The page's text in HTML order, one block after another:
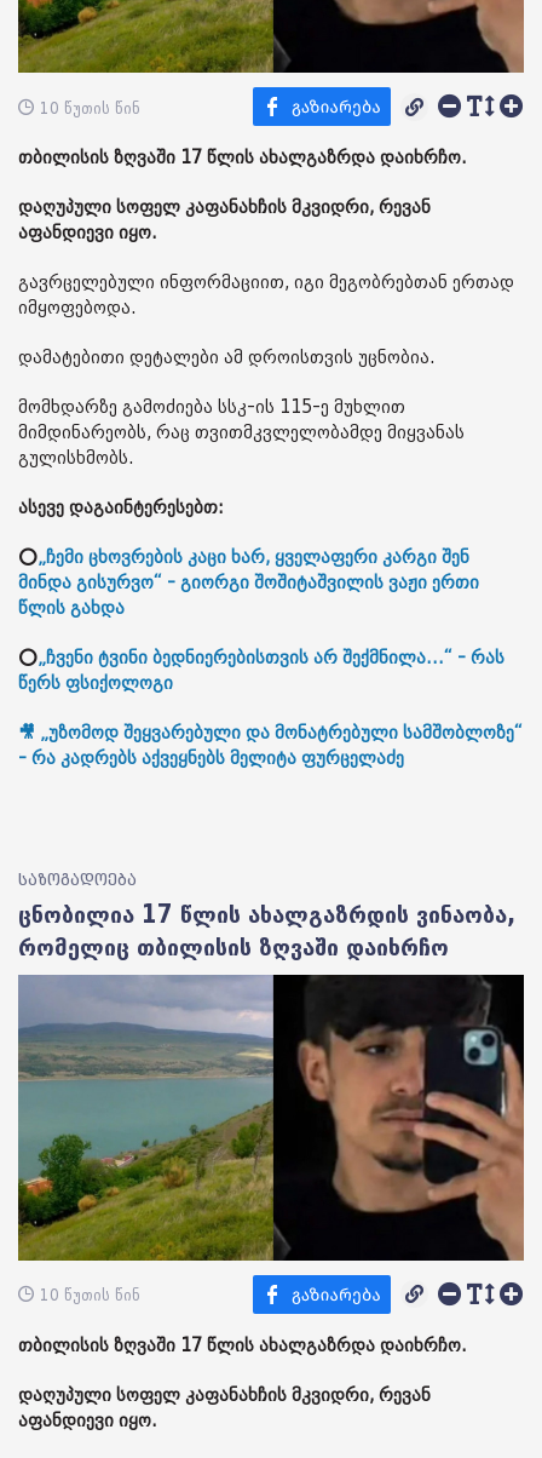
10 წუთის წინ
თბილისის ზღვაში 17 წლის ახალგაზრდა დაიხრჩო.
დაღუპული სოფელ კაფანახჩის მკვიდრი, რევან
აფანდიევი იყო.
გავრცელებული ინფორმაციით, იგი მეგობრებთან ერთად
იმყოფებოდა.
დამატებითი დეტალები ამ დროისთვის უცნობია.
მომხდარზე გამოძიება სსკ-ის 115-ე მუხლით
მიმდინარეობს, რაც თვითმკვლელობამდე მიყვანას
გულისხმობს.
ასევე დაგაინტერესებთ:
⭕„ჩემი ცხოვრების კაცი ხარ, ყველაფერი კარგი შენ
მინდა გისურვო“ - გიორგი შოშიტაშვილის ვაჟი ერთი
წლის გახდა
⭕„ჩვენი ტვინი ბედნიერებისთვის არ შექმნილა...“ - რას
წერს ფსიქოლოგი
🎥 „უზომოდ შეყვარებული და მონატრებული სამშობლოზე“
- რა კადრებს აქვეყნებს მელიტა ფურცელაძე
საზოგადოება
ცნობილია 17 წლის ახალგაზრდის ვინაობა,
რომელიც თბილისის ზღვაში დაიხრჩო
10 წუთის წინ
თბილისის ზღვაში 17 წლის ახალგაზრდა დაიხრჩო.
დაღუპული სოფელ კაფანახჩის მკვიდრი, რევან
აფანდიევი იყო.